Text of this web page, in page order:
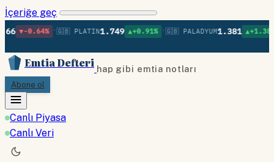
İçeriğe geç
• 🇬🇧 PLATIN1.749 ▲+0.91% • 🇬🇧 PALADYUM 1.381 ▲+1.38% 🇬🇧
Emtia Defteri hap gibi emtia notları
Abone ol
Canlı Piyasa
Canlı Veri